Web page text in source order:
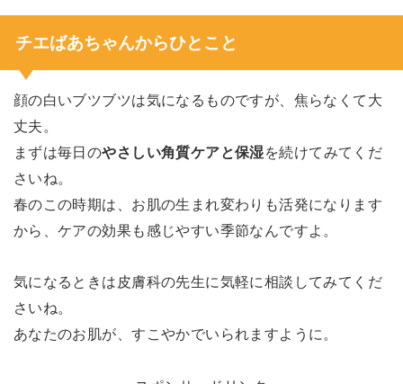
チエばあちゃんからひとこと
顔の白いブツブツは気になるものですが、焦らなくて大
丈夫。
まずは毎日のやさしい角質ケアと保湿を続けてみてくだ
さいね。
春のこの時期は、お肌の生まれ変わりも活発になります
から、ケアの効果も感じやすい季節なんですよ。
気になるときは皮膚科の先生に気軽に相談してみてくだ
さいね。
あなたのお肌が、すこやかでいられますように。